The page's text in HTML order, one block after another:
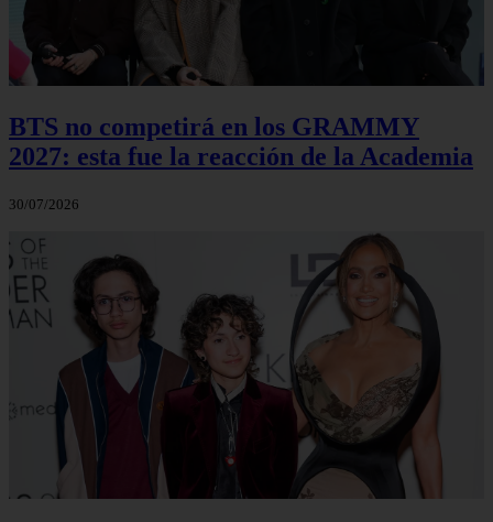
BTS no competirá en los GRAMMY
2027: esta fue la reacción de la Academia
30/07/2026